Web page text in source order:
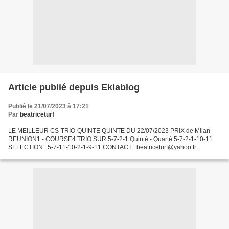
Article publié depuis Eklablog
Publié le 21/07/2023 à 17:21
Par beatriceturf
LE MEILLEUR CS-TRIO-QUINTE QUINTE DU 22/07/2023 PRIX de Milan
REUNION1 - COURSE4 TRIO SUR 5-7-2-1 Quinté - Quarté 5-7-2-1-10-11
SELECTION : 5-7-11-10-2-1-9-11 CONTACT : beatriceturf@yahoo.fr
whatsapp...